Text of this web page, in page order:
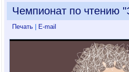
Чемпионат по чтению
Печать E-mail